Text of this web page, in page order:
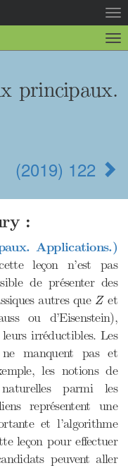
la
la
principaux.
(2019) 122
:
Applications.)
leçon n’est pas
de présenter des
autres que Z
Zet
ou d’Eisenstein),
irréductibles. Les
manquent pas et
les notions de
parmi les
représentent une
et l’algorithme
leçon pour effectuer
peuvent aller